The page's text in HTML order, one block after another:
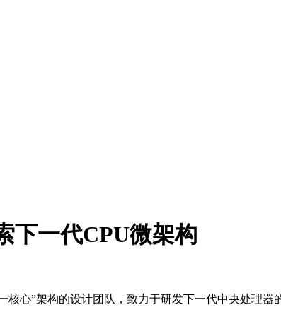
下一代CPU微架构
心”架构的设计团队，致力于研发下一代中央处理器